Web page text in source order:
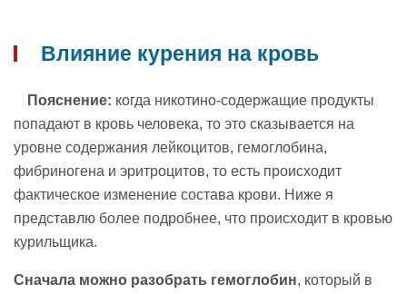
Влияние курения на кровь
Пояснение: когда никотино-содержащие продукты
попадают в кровь человека, то это сказывается на
уровне содержания лейкоцитов, гемоглобина,
фибриногена и эритроцитов, то есть происходит
фактическое изменение состава крови. Ниже я
представлю более подробнее, что происходит в кровью
курильщика.
Сначала можно разобрать гемоглобин, который в